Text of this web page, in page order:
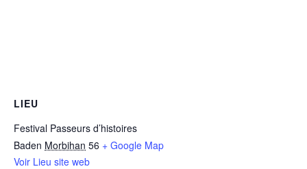
LIEU
Festival Passeurs d’histoires
Baden Morbihan 56 + Google Map
Voir Lieu site web